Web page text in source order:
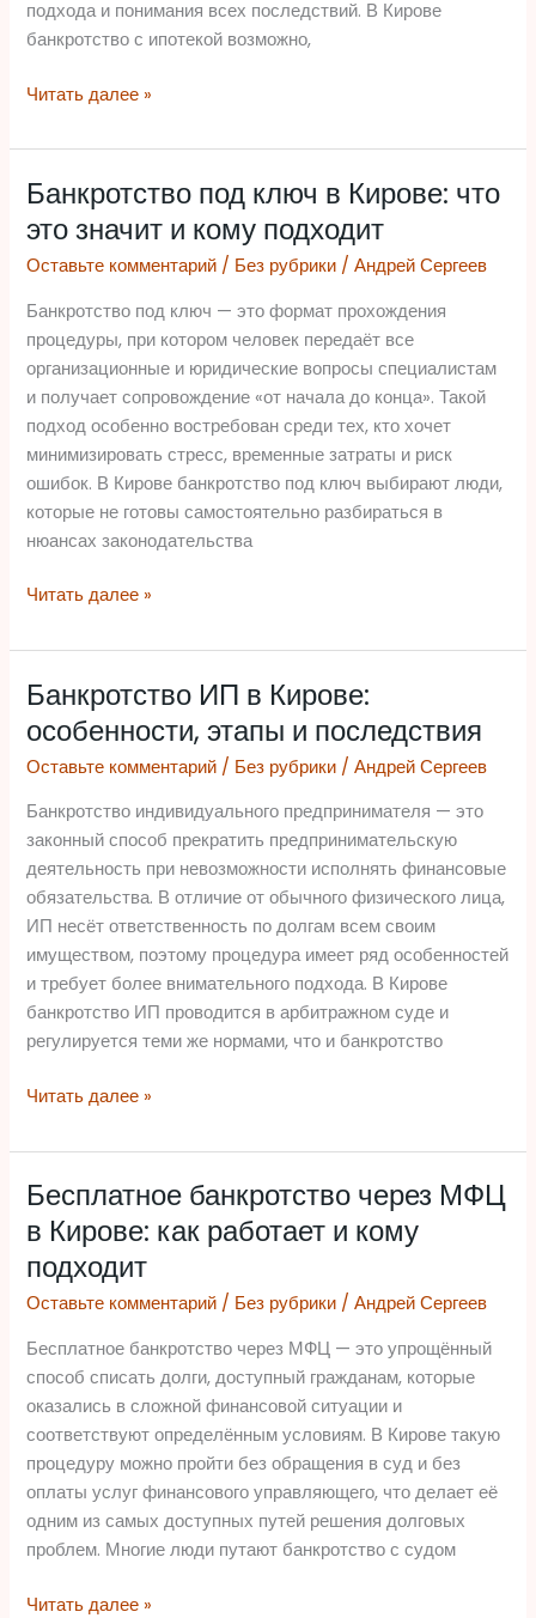
подхода и понимания всех последствий. В Кирове
банкротство с ипотекой возможно,
Читать далее »
Банкротство под ключ в Кирове: что
это значит и кому подходит
Оставьте комментарий / Без рубрики /Андрей Сергеев
Банкротство под ключ — это формат прохождения
процедуры, при котором человек передаёт все
организационные и юридические вопросы специалистам
и получает сопровождение «от начала до конца». Такой
подход особенно востребован среди тех, кто хочет
минимизировать стресс, временные затраты и риск
ошибок. В Кирове банкротство под ключ выбирают люди,
которые не готовы самостоятельно разбираться в
нюансах законодательства
Банкротство
под
ключ
в
Кирове:
что
это
значит
и
кому
подходит
Читать далее »
Банкротство ИП в Кирове:
особенности, этапы и последствия
Оставьте комментарий / Без рубрики /Андрей Сергеев
Банкротство индивидуального предпринимателя — это
законный способ прекратить предпринимательскую
деятельность при невозможности исполнять финансовые
обязательства. В отличие от обычного физического лица,
ИП несёт ответственность по долгам всем своим
имуществом, поэтому процедура имеет ряд особенностей
и требует более внимательного подхода. В Кирове
банкротство ИП проводится в арбитражном суде и
регулируется теми же нормами, что и банкротство
Банкротство
в
Кирове:
особенности,
этапы
и
последствия
Читать далее »
Бесплатное банкротство через МФЦ
в Кирове: как работает и кому
подходит
Оставьте комментарий / Без рубрики /Андрей Сергеев
Бесплатное банкротство через МФЦ — это упрощённый
способ списать долги, доступный гражданам, которые
оказались в сложной финансовой ситуации и
соответствуют определённым условиям. В Кирове такую
процедуру можно пройти без обращения в суд и без
оплаты услуг финансового управляющего, что делает её
одним из самых доступных путей решения долговых
проблем. Многие люди путают банкротство с судом
Бесплатное
банкротство
через
МФЦ
в
подходит
Читать далее »